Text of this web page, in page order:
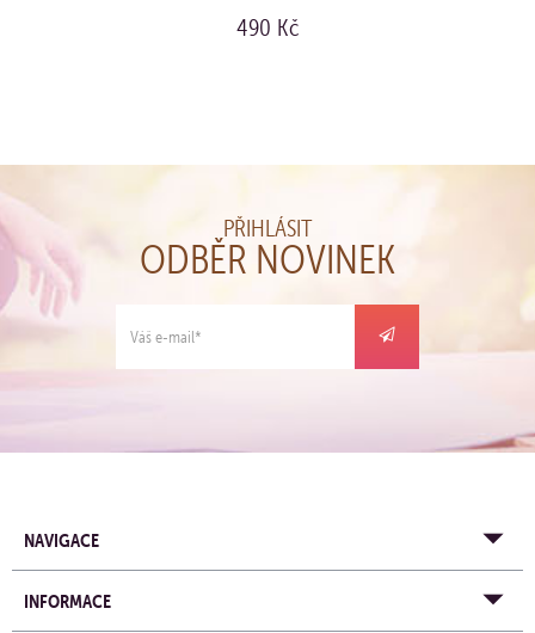
490 Kč
PŘIHLÁSIT
ODBĚR NOVINEK
NAVIGACE
INFORMACE